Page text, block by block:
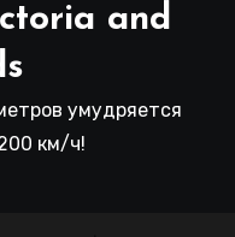
and
умудряется
км/ч!